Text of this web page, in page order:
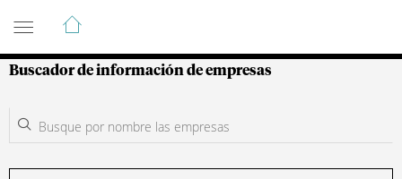
Guía de Empresas Colombianas
Buscador de información de empresas